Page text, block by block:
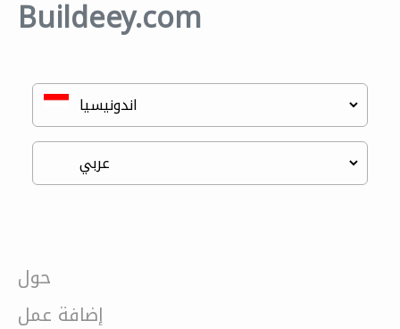
Buildeey.com
حول
إضافة عمل